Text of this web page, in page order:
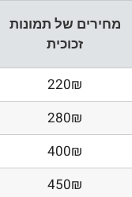
מחירים של תמונות
זכוכית
220₪
280₪
400₪
450₪